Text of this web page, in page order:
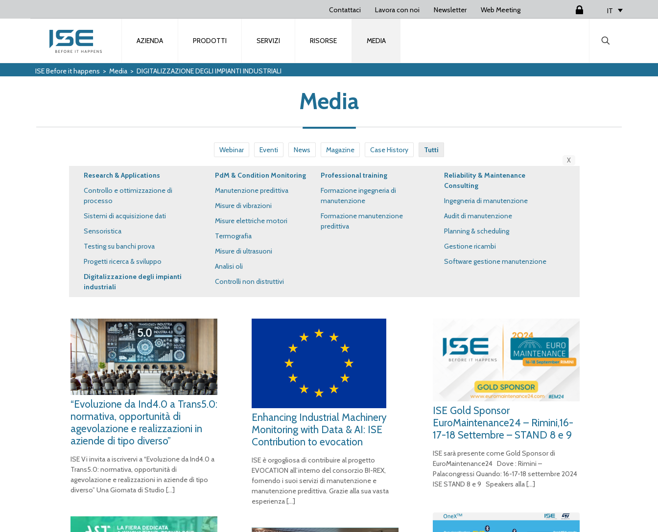
Contattaci Lavora con noi Newsletter Web Meeting IT
AZIENDA PRODOTTI SERVIZI RISORSE MEDIA
ISE Before it happens > Media > DIGITALIZZAZIONE DEGLI IMPIANTI INDUSTRIALI
Media
Webinar Eventi News Magazine Case History Tutti
X
Research & Applications
Controllo e ottimizzazione di
processo
Sistemi di acquisizione dati
Sensoristica
Testing su banchi prova
Progetti ricerca & sviluppo
Digitalizzazione degli impianti
industriali
PdM & Condition Monitoring
Manutenzione predittiva
Misure di vibrazioni
Misure elettriche motori
Termografia
Misure di ultrasuoni
Analisi oli
Controlli non distruttivi
Professional training
Formazione ingegneria di
manutenzione
Formazione manutenzione
predittiva
Reliability & Maintenance
Consulting
Ingegneria di manutenzione
Audit di manutenzione
Planning & scheduling
Gestione ricambi
Software gestione manutenzione
“Evoluzione da Ind4.0 a Trans5.0:
normativa, opportunità di
agevolazione e realizzazioni in
aziende di tipo diverso”
ISE Vi invita a iscrivervi a “Evoluzione da Ind4.0 a
Trans5.0: normativa, opportunità di
agevolazione e realizzazioni in aziende di tipo
diverso” Una Giornata di Studio […]
Enhancing Industrial Machinery
Monitoring with Data & AI: ISE
Contribution to evocation
ISE è orgogliosa di contribuire al progetto
EVOCATION all’interno del consorzio BI-REX,
fornendo i suoi servizi di manutenzione e
manutenzione predittiva. Grazie alla sua vasta
esperienza[…]
ISE Gold Sponsor
EuroMaintenance24 – Rimini,16-
17-18 Settembre – STAND 8 e 9
ISE sarà presente come Gold Sponsor di
EuroMaintenance24 Dove : Rimini –
Palacongressi Quando: 16-17-18 settembre 2024
ISE STAND 8 e 9 Speakers alla[…]